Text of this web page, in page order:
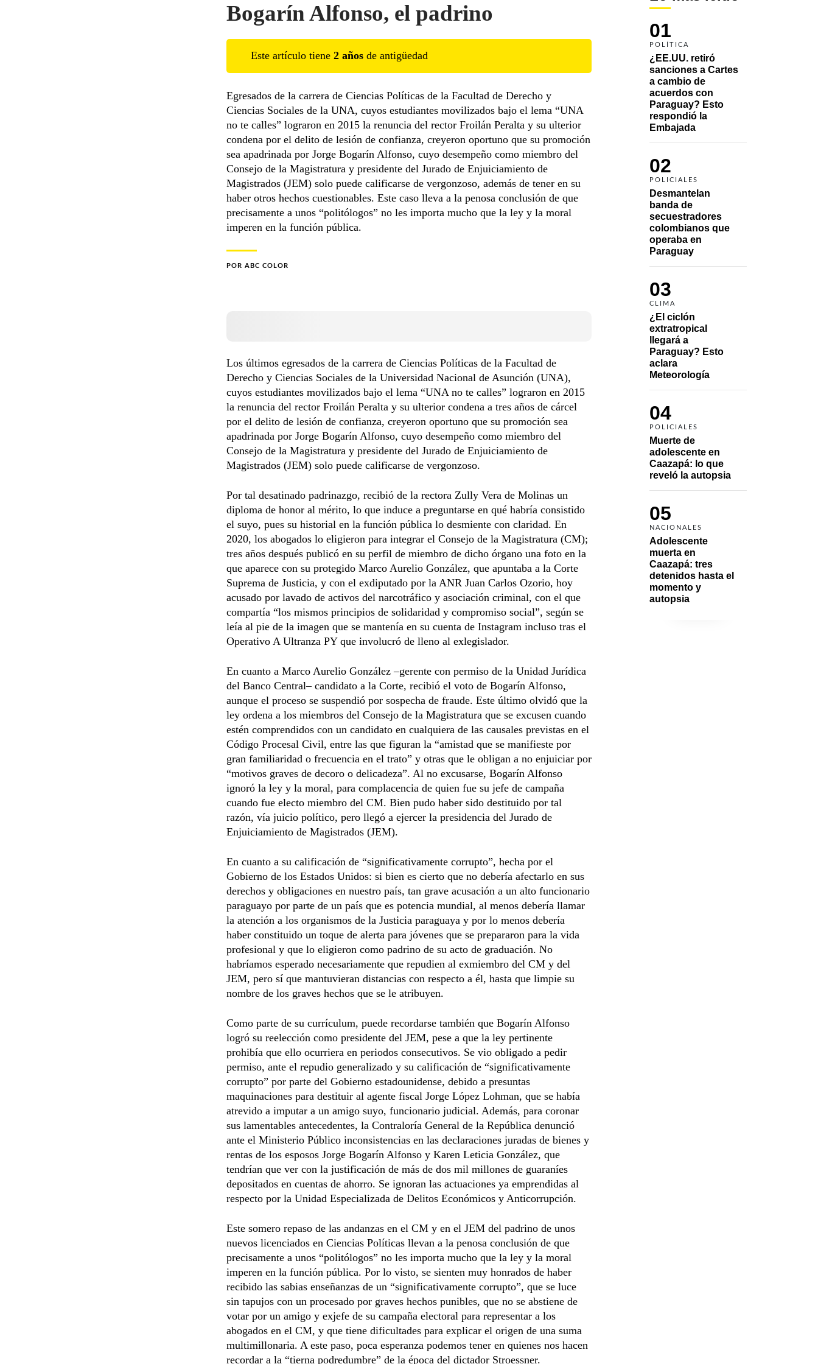
01
POLÍTICA
¿EE.UU. retiró
sanciones a Cartes
a cambio de
acuerdos con
Paraguay? Esto
respondió la
Embajada
02
POLICIALES
Desmantelan
banda de
secuestradores
colombianos que
operaba en
Paraguay
03
CLIMA
¿El ciclón
extratropical
llegará a
Paraguay? Esto
aclara
Meteorología
04
POLICIALES
Muerte de
adolescente en
Caazapá: lo que
reveló la autopsia
05
NACIONALES
Adolescente
muerta en
Caazapá: tres
detenidos hasta el
momento y
autopsia
Bogarín Alfonso, el padrino
Este artículo tiene 2 años de antigüedad
Egresados de la carrera de Ciencias Políticas de la Facultad de Derecho y
Ciencias Sociales de la UNA, cuyos estudiantes movilizados bajo el lema “UNA
no te calles” lograron en 2015 la renuncia del rector Froilán Peralta y su ulterior
condena por el delito de lesión de confianza, creyeron oportuno que su promoción
sea apadrinada por Jorge Bogarín Alfonso, cuyo desempeño como miembro del
Consejo de la Magistratura y presidente del Jurado de Enjuiciamiento de
Magistrados (JEM) solo puede calificarse de vergonzoso, además de tener en su
haber otros hechos cuestionables. Este caso lleva a la penosa conclusión de que
precisamente a unos “politólogos” no les importa mucho que la ley y la moral
imperen en la función pública.
POR ABC COLOR
Los últimos egresados de la carrera de Ciencias Políticas de la Facultad de
Derecho y Ciencias Sociales de la Universidad Nacional de Asunción (UNA),
cuyos estudiantes movilizados bajo el lema “UNA no te calles” lograron en 2015
la renuncia del rector Froilán Peralta y su ulterior condena a tres años de cárcel
por el delito de lesión de confianza, creyeron oportuno que su promoción sea
apadrinada por Jorge Bogarín Alfonso, cuyo desempeño como miembro del
Consejo de la Magistratura y presidente del Jurado de Enjuiciamiento de
Magistrados (JEM) solo puede calificarse de vergonzoso.
Por tal desatinado padrinazgo, recibió de la rectora Zully Vera de Molinas un
diploma de honor al mérito, lo que induce a preguntarse en qué habría consistido
el suyo, pues su historial en la función pública lo desmiente con claridad. En
2020, los abogados lo eligieron para integrar el Consejo de la Magistratura (CM);
tres años después publicó en su perfil de miembro de dicho órgano una foto en la
que aparece con su protegido Marco Aurelio González, que apuntaba a la Corte
Suprema de Justicia, y con el exdiputado por la ANR Juan Carlos Ozorio, hoy
acusado por lavado de activos del narcotráfico y asociación criminal, con el que
compartía “los mismos principios de solidaridad y compromiso social”, según se
leía al pie de la imagen que se mantenía en su cuenta de Instagram incluso tras el
Operativo A Ultranza PY que involucró de lleno al exlegislador.
En cuanto a Marco Aurelio González –gerente con permiso de la Unidad Jurídica
del Banco Central– candidato a la Corte, recibió el voto de Bogarín Alfonso,
aunque el proceso se suspendió por sospecha de fraude. Este último olvidó que la
ley ordena a los miembros del Consejo de la Magistratura que se excusen cuando
estén comprendidos con un candidato en cualquiera de las causales previstas en el
Código Procesal Civil, entre las que figuran la “amistad que se manifieste por
gran familiaridad o frecuencia en el trato” y otras que le obligan a no enjuiciar por
“motivos graves de decoro o delicadeza”. Al no excusarse, Bogarín Alfonso
ignoró la ley y la moral, para complacencia de quien fue su jefe de campaña
cuando fue electo miembro del CM. Bien pudo haber sido destituido por tal
razón, vía juicio político, pero llegó a ejercer la presidencia del Jurado de
Enjuiciamiento de Magistrados (JEM).
En cuanto a su calificación de “significativamente corrupto”, hecha por el
Gobierno de los Estados Unidos: si bien es cierto que no debería afectarlo en sus
derechos y obligaciones en nuestro país, tan grave acusación a un alto funcionario
paraguayo por parte de un país que es potencia mundial, al menos debería llamar
la atención a los organismos de la Justicia paraguaya y por lo menos debería
haber constituido un toque de alerta para jóvenes que se prepararon para la vida
profesional y que lo eligieron como padrino de su acto de graduación. No
habríamos esperado necesariamente que repudien al exmiembro del CM y del
JEM, pero sí que mantuvieran distancias con respecto a él, hasta que limpie su
nombre de los graves hechos que se le atribuyen.
Como parte de su currículum, puede recordarse también que Bogarín Alfonso
logró su reelección como presidente del JEM, pese a que la ley pertinente
prohibía que ello ocurriera en periodos consecutivos. Se vio obligado a pedir
permiso, ante el repudio generalizado y su calificación de “significativamente
corrupto” por parte del Gobierno estadounidense, debido a presuntas
maquinaciones para destituir al agente fiscal Jorge López Lohman, que se había
atrevido a imputar a un amigo suyo, funcionario judicial. Además, para coronar
sus lamentables antecedentes, la Contraloría General de la República denunció
ante el Ministerio Público inconsistencias en las declaraciones juradas de bienes y
rentas de los esposos Jorge Bogarín Alfonso y Karen Leticia González, que
tendrían que ver con la justificación de más de dos mil millones de guaraníes
depositados en cuentas de ahorro. Se ignoran las actuaciones ya emprendidas al
respecto por la Unidad Especializada de Delitos Económicos y Anticorrupción.
Este somero repaso de las andanzas en el CM y en el JEM del padrino de unos
nuevos licenciados en Ciencias Políticas llevan a la penosa conclusión de que
precisamente a unos “politólogos” no les importa mucho que la ley y la moral
imperen en la función pública. Por lo visto, se sienten muy honrados de haber
recibido las sabias enseñanzas de un “significativamente corrupto”, que se luce
sin tapujos con un procesado por graves hechos punibles, que no se abstiene de
votar por un amigo y exjefe de su campaña electoral para representar a los
abogados en el CM, y que tiene dificultades para explicar el origen de una suma
multimillonaria. A este paso, poca esperanza podemos tener en quienes nos hacen
recordar a la “tierna podredumbre” de la época del dictador Stroessner.